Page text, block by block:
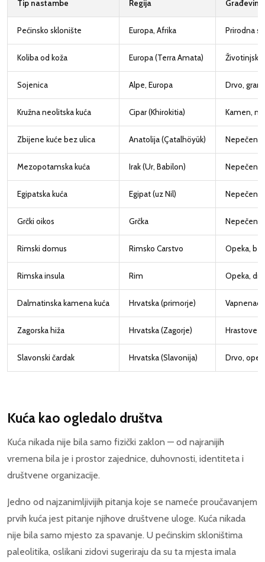
Tip nastambe Regija
Pećinsko sklonište Europa, Afrika Prirodna
Koliba od koža Europa (Terra Amata) Životinjske
Sojenica Alpe, Europa Drvo,
Kružna neolitska kuća Cipar (Khirokitia) Kamen,
Zbijene kuće bez ulica Anatolija (Çatalhöyük) Nepečena
Mezopotamska kuća Irak (Ur, Babilon) Nepečena
Egipatska kuća Egipat (uz Nil) Nepečena
Grčki oikos Grčka Nepečena
Rimski domus Rimsko Carstvo Opeka,
Rimska insula Rim Opeka,
Dalmatinska kamena kuća Hrvatska (primorje)
Zagorska hiža Hrvatska (Zagorje) Hrastove
Slavonski čardak Hrvatska (Slavonija) Drvo,
Kuća kao ogledalo društva
Kuća nikada nije bila samo fizički zaklon — od najranijih
vremena bila je i prostor zajednice, duhovnosti, identiteta i
društvene organizacije.
Jedno od najzanimljivijih pitanja koje se nameće proučavanjem
prvih kuća jest pitanje njihove društvene uloge. Kuća nikada
nije bila samo mjesto za spavanje. U pećinskim skloništima
paleolitika, oslikani zidovi sugeriraju da su ta mjesta imala